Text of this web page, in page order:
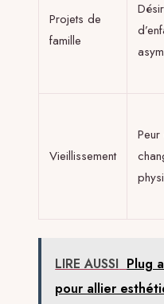
Projets de
famille
Désir
Vieillissement
Peur
LIRE AUSSI Plug
pour allier